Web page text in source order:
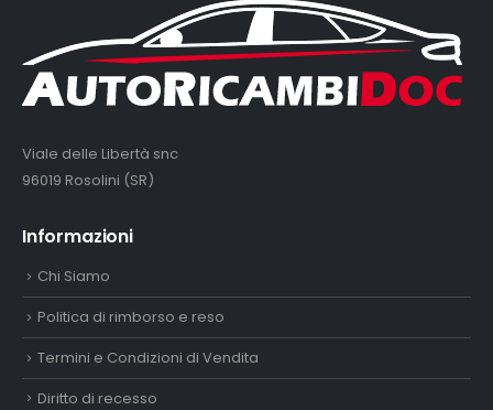
Viale delle Libertà snc
96019 Rosolini (SR)
Informazioni
Chi Siamo
Politica di rimborso e reso
Termini e Condizioni di Vendita
Diritto di recesso